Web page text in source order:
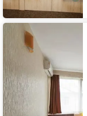
Гостиница
Авангард